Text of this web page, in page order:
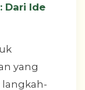
Dari Ide
yang